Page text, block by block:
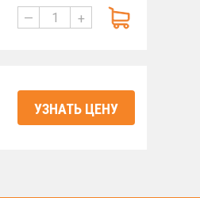
— +
УЗНАТЬ ЦЕНУ